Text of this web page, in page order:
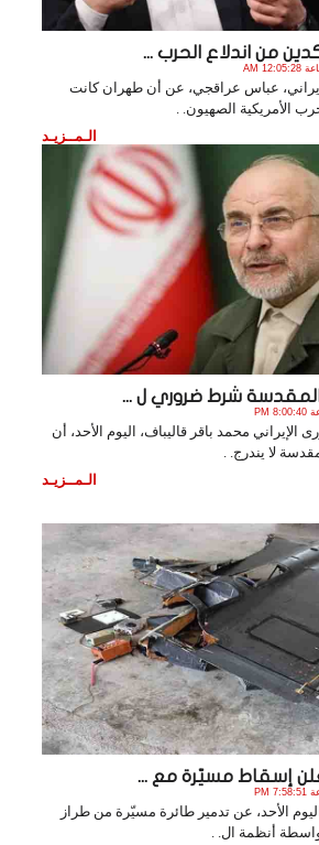
من اندلاع الحرب ...
عباس عراقجي، عن أن طهران كانت
الأمريكية الصهيون. .
الـمــزيـد
المقدسة شرط ضروري ل ...
محمد باقر قاليباف، اليوم الأحد، أن
لا يندرج. .
الـمــزيـد
إسقاط مسيّرة مع ...
الأحد، عن تدمير طائرة مسيّرة من طراز
أنظمة ال. .